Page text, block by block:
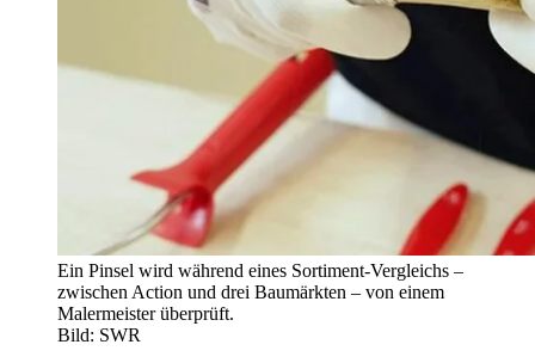
Ein Pinsel wird während eines Sortiment-Vergleichs –
zwischen Action und drei Baumärkten – von einem
Malermeister überprüft.
Bild: SWR